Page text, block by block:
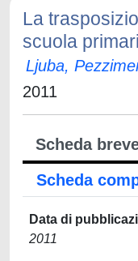
La
scuola
Ljuba,
2011
Scheda
Scheda
Data di
2011